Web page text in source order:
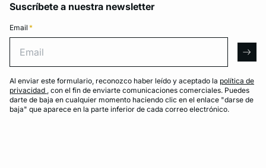
Suscríbete a nuestra newsletter
Email *
Al enviar este formulario, reconozco haber leído y aceptado la política de
privacidad , con el fin de enviarte comunicaciones comerciales. Puedes
darte de baja en cualquier momento haciendo clic en el enlace "darse de
baja" que aparece en la parte inferior de cada correo electrónico.